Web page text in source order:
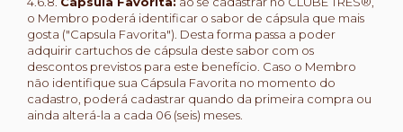
o Membro poderá identificar o sabor de cápsula que mais
gosta ("Capsula Favorita"). Desta forma passa a poder
adquirir cartuchos de cápsula deste sabor com os
descontos previstos para este benefício. Caso o Membro
não identifique sua Cápsula Favorita no momento do
cadastro, poderá cadastrar quando da primeira compra ou
ainda alterá-la a cada 06 (seis) meses.